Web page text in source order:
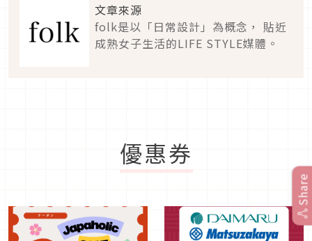
文章來源
folk是以「日常設計」為概念， 貼近
成熟女子生活的LIFE STYLE媒體。
優惠券
Share